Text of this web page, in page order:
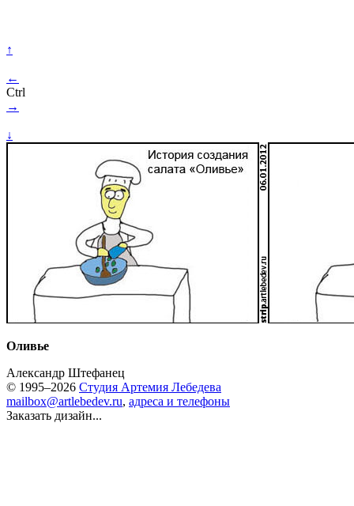
↑
←
Ctrl
→
↓
Оливье
Александр Штефанец
© 1995–2026 Студия Артемия Лебедева
mailbox@artlebedev.ru, адреса и телефоны
Заказать дизайн...